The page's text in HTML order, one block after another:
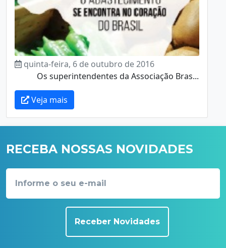
quinta-feira, 6 de outubro de 2016
Os superintendentes da Associação Bras...
Veja mais
RECEBA NOSSAS NOVIDADES
Receber Novidades